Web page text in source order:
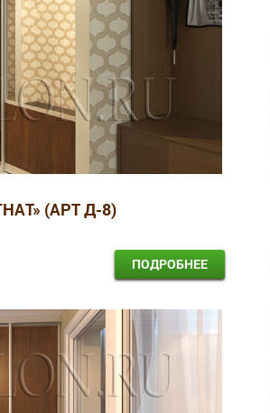
(АРТ Д-8)
ПОДРОБНЕЕ